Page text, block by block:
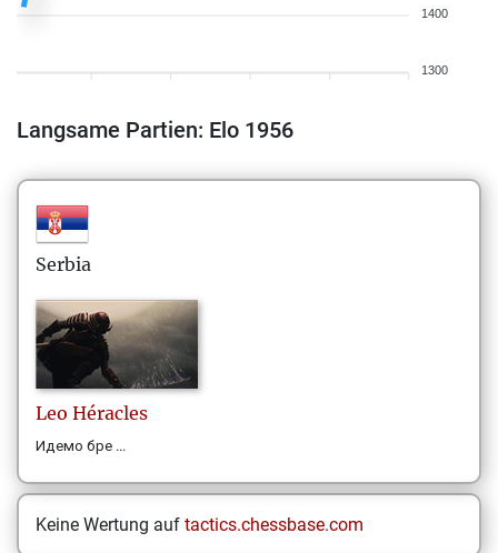
1400
1300
Langsame Partien: Elo 1956
Serbia
Leo Héracles
Идемо бре ...
Keine Wertung auf tactics.chessbase.com